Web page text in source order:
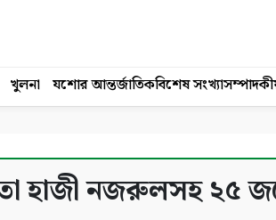
খুলনা যশোর আন্তর্জাতিকবিশেষ সংখ্যা
হাজী নজরুলসহ ২৫